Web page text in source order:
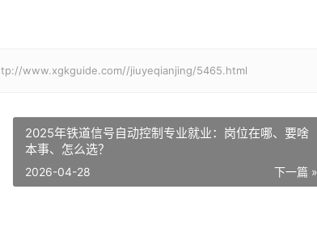
www.xgkguide.com//jiuyeqianjing/5465.html
2025年铁道信号自动控制专业就业：岗位在哪、要啥
本事、怎么选？
下一篇 »
2026-04-28